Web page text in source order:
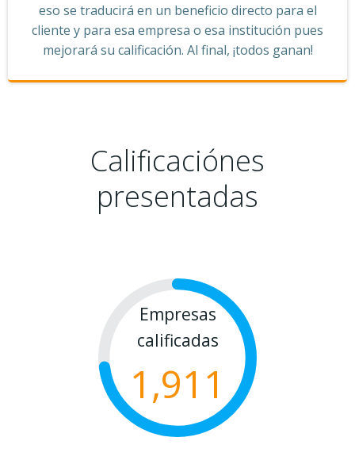
eso se traducirá en un beneficio directo para el
cliente y para esa empresa o esa institución pues
mejorará su calificación. Al final, ¡todos ganan!
Calificaciónes
presentadas
Empresas
calificadas
1,911